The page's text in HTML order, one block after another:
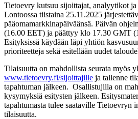
Tietoevry kutsuu sijoittajat, analyytikot ja
Lontoossa tiistaina 25.11.2025
pääomamarkkinapäiväänsä. Päivän
(16.00 EET) ja päättyy klo 17.30 GMT
Esityksissä käydään läpi yhtiön
prioriteetteja sekä esitellään uudet
Tilaisuutta on mahdollista seurata myös
www.tietoevry.fi/sijoittajille ja tallenne
tapahtuman jälkeen. Osallistujilla on
kysymyksiä esitysten jälkeen.
tapahtumasta tulee saataville Tietoevryn
tilaisuutta.